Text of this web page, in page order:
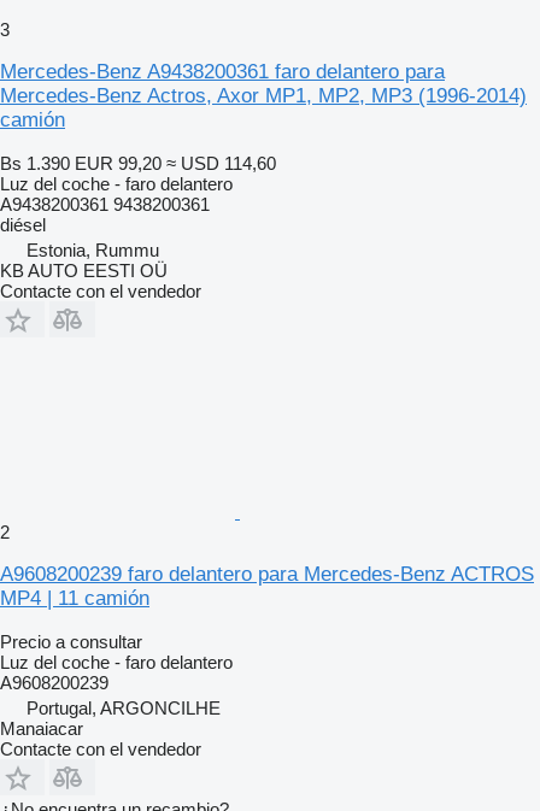
3
Mercedes-Benz A9438200361 faro delantero para
Mercedes-Benz Actros, Axor MP1, MP2, MP3 (1996-2014)
camión
Bs 1.390 EUR 99,20 ≈ USD 114,60
Luz del coche - faro delantero
A9438200361 9438200361
diésel
Estonia, Rummu
KB AUTO EESTI OÜ
Contacte con el vendedor
2
A9608200239 faro delantero para Mercedes-Benz ACTROS
MP4 | 11 camión
Precio a consultar
Luz del coche - faro delantero
A9608200239
Portugal, ARGONCILHE
Manaiacar
Contacte con el vendedor